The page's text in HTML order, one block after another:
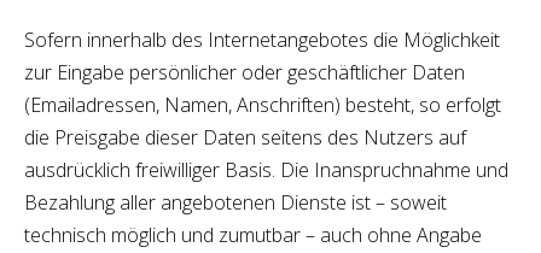
Sofern innerhalb des Internetangebotes die Möglichkeit
zur Eingabe persönlicher oder geschäftlicher Daten
(Emailadressen, Namen, Anschriften) besteht, so erfolgt
die Preisgabe dieser Daten seitens des Nutzers auf
ausdrücklich freiwilliger Basis. Die Inanspruchnahme und
Bezahlung aller angebotenen Dienste ist – soweit
technisch möglich und zumutbar – auch ohne Angabe